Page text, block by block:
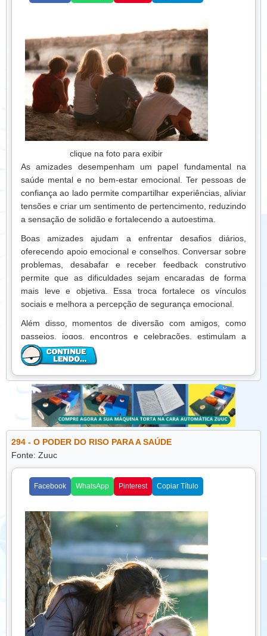
Atividades como meditação, respiração consciente e
mindfulness também ajudam a controlar a ansiedade e a
acalmar pensamentos acelerados, tornando mais fácil
manter uma perspectiva otimista, mesmo em situações
desafiadoras.
Outro aspecto essencial é a ação. Pensamentos positivos
devem ser acompanhados de atitudes que reforcem o
bem-estar, como praticar hobbies, exercitar-se, socializar e
buscar objetivos pessoais. A combinação de mente positiva
e ação consistente potencializa os resultados na vida
pessoal e profissional.
Conclusão:Cultivar pensamentos positivos é um processo
contínuo que melhora a qualidade de vida e fortalece a
resiliência emocional. Praticar gratidão, escolher influências
saudáveis, manter hábitos de autocuidado e agir de forma
construtiva ajuda a manter a mente equilibrada, enfrentar
desafios com serenidade e criar uma vida mais feliz e
produtiva.
clique na foto para exibir
As amizades desempenham um papel fundamental na
saúde mental e no bem-estar emocional. Ter pessoas de
confiança ao lado permite compartilhar experiências, aliviar
tensões e criar um sentimento de pertencimento, reduzindo
a sensação de solidão e fortalecendo a autoestima.
Boas amizades ajudam a enfrentar desafios diários,
oferecendo apoio emocional e conselhos. Conversar sobre
problemas, desabafar e receber feedback construtivo
permite que as dificuldades sejam encaradas de forma
mais leve e objetiva. Essa troca fortalece os vínculos
sociais e melhora a percepção de segurança emocional.
Além disso, momentos de diversão com amigos, como
passeios, jogos, encontros e celebrações, estimulam a
produção de endorfina, neurotransmissor responsável por
gerar sensação de prazer e bem-estar. Rir e se divertir em
companhia de pessoas queridas ajuda a reduzir o
estresse, a ansiedade e promove equilíbrio emocional.
Manter amizades saudáveis também incentiva hábitos
positivos. Amigos podem motivar a prática de exercícios, a
de lazer, reforçando o cuidado com o corpo e a mente. Por
outro lado, relações tóxicas ou negativas podem impactar o
de escolher bem com quem se convive.
disponibilidade. Ouvir com atenção, oferecer apoio sem
julgamento e respeitar limites são atitudes que fortalecem a
amizade e garantem que ela seja uma fonte constante de
bem-estar.
Conclusão:As amizades exercem influência direta na
saúde mental e na qualidade de vida. Cultivar relações
saudáveis, compartilhar experiências e momentos de
diversão contribui para o equilíbrio emocional, fortalece a
autoestima e ajuda a enfrentar desafios com mais
294 - O PODER DO RISO PARA A SAÚDE
Fonte: Zuuc
Facebook WhatsApp Pinterest Copiar Título